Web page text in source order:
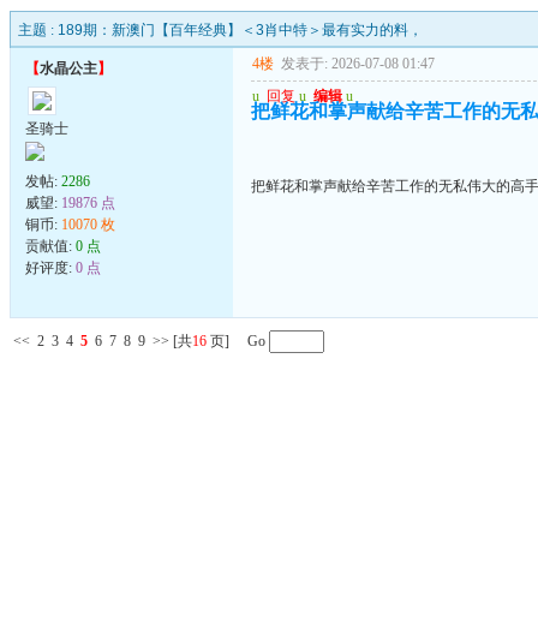
主题 : 189期：新澳门【百年经典】＜3肖中特＞最有实力的料，
【水晶公主】
圣骑士
发帖: 2286
威望: 19876 点
铜币: 10070 枚
贡献值: 0 点
好评度: 0 点
4楼 发表于: 2026-07-08 01:47
u 回复 u 编辑 u
把鲜花和掌声献给辛苦工作的无
把鲜花和掌声献给辛苦工作的无私伟大的高
<< 2 3 4 5 6 7 8 9 >> [共16 页] Go